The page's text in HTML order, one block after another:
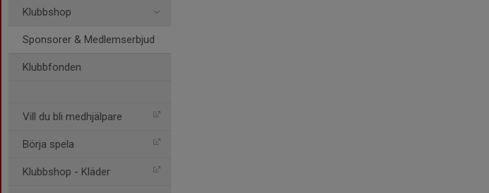
Klubbshop
Sponsorer & Medlemserbjud
Klubbfonden
Vill du bli medhjälpare
Börja spela
Klubbshop - Kläder